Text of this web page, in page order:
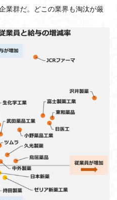
業群だ。どこの業界も淘汰が厳